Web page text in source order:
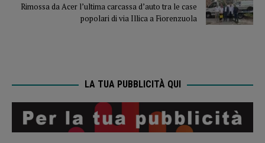
Rimossa da Acer l’ultima carcassa d’auto tra le case
popolari di via Illica a Fiorenzuola
LA TUA PUBBLICITÀ QUI